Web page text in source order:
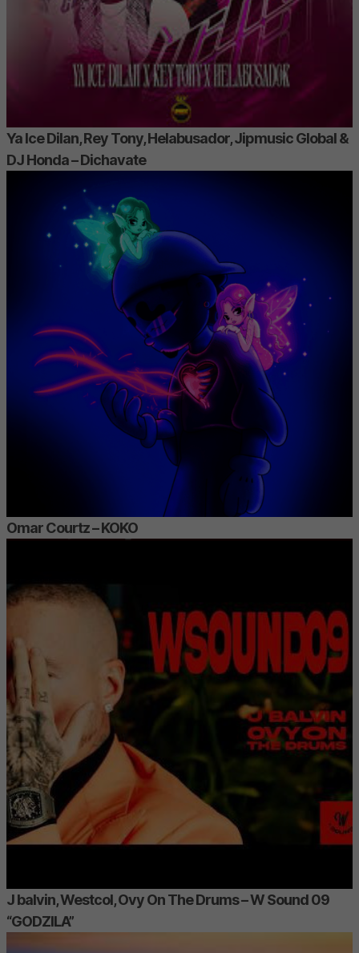
Ya Ice Dilan, Rey Tony, Helabusador, Jipmusic Global &
DJ Honda – Dichavate
Omar Courtz – KOKO
J balvin, Westcol, Ovy On The Drums – W Sound 09
“GODZILA”